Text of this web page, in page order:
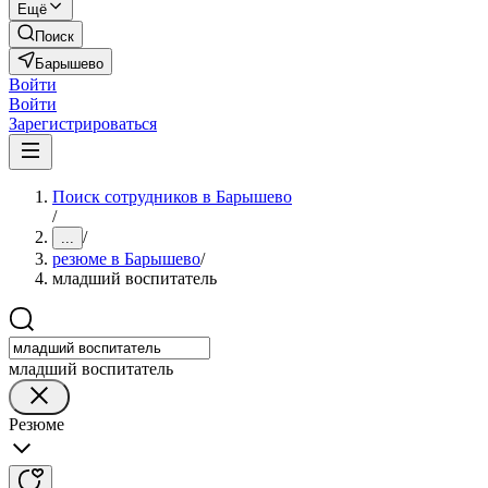
Ещё
Поиск
Барышево
Войти
Войти
Зарегистрироваться
Поиск сотрудников в Барышево
/
... /
резюме в Барышево/
младший воспитатель
младший воспитатель
Резюме